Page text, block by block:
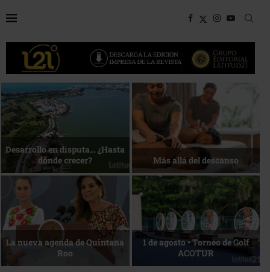
Bottega, un viaje servido a la
mesa
Energía que Impulsa la
competitividad
Reconocimiento de viajeros La esencia del servicio